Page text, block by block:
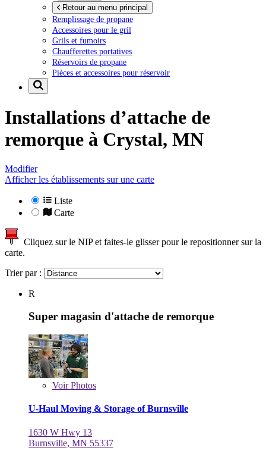
Retour au menu principal
Remplissage de propane
Accessoires pour le gril
Grils et fumoirs
Chaufferettes portatives
Réservoirs de propane
Pièces et accessoires pour réservoir
Installations d’attache de
remorque à Crystal, MN
Modifier
Afficher les établissements sur une carte
Liste
Carte
Cliquez sur le NIP et faites-le glisser pour le repositionner sur la
carte.
Trier par :
R
Super magasin d'attache de remorque
VoirPhotos
U-Haul Moving & Storage of Burnsville
1630 W Hwy 13
Burnsville, MN 55337